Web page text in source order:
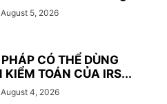
August 5, 2026
CÓ THỂ DÙNG
KIỂM TOÁN CỦA IRS...
August 4, 2026